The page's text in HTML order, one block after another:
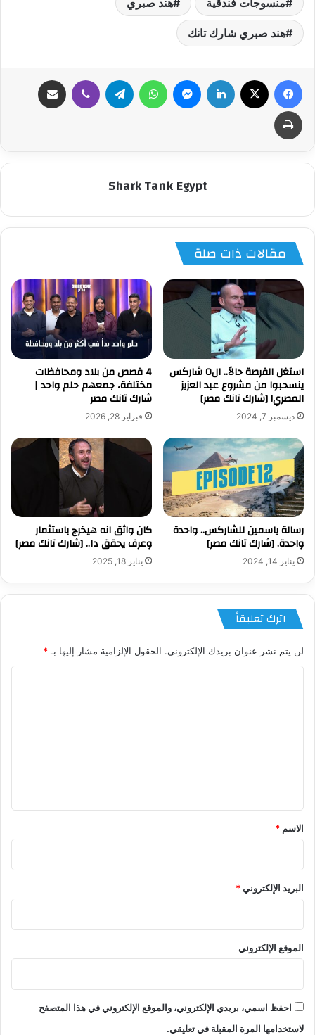
منسوجات فندقية هند صبري
هند صبري شارك تانك
فيسبوك لينكدإن ماسنجر واتساب تيلقرام ڤايبر
طباعة
Shark Tank Egypt
مقالات ذات صلة
استغل الفرصة حالاً.. ال٥ شاركس
ينسحبوا من مشروع عبد العزيز
المصري! [شارك تانك مصر]
ديسمبر 7, 2024
4 قصص من بلاد ومحافظات
مختلفة، جمعهم حلم واحد |
شارك تانك مصر
فبراير 28, 2026
رسالة ياسمين للشاركس.. واحدة
واحدة. [شارك تانك مصر]
يناير 14, 2024
كان واثق انه هيخرج باستثمار
وعرف يحقق دا.. [شارك تانك مصر]
يناير 18, 2025
اترك تعليقاً
لن يتم نشر عنوان بريدك الإلكتروني. الحقول الإلزامية مشار إليها بـ *
*
الاسم *
البريد الإلكتروني*
الموقع الإلكتروني
احفظ اسمي، بريدي الإلكتروني، والموقع الإلكتروني في هذا المتصفح
لاستخدامها المرة المقبلة في تعليقي.